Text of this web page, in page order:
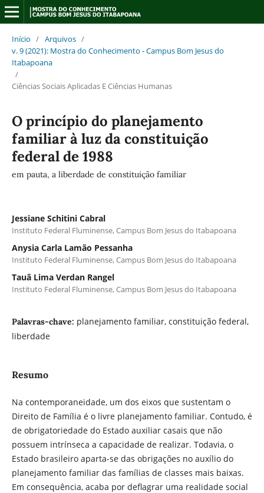
Início / Arquivos /
v. 9 (2021): Mostra do Conhecimento - Campus Bom Jesus do
Itabapoana
/
Ciências Sociais Aplicadas E Ciências Humanas
O princípio do planejamento
familiar à luz da constituição
federal de 1988
em pauta, a liberdade de constituição familiar
Jessiane Schitini Cabral
Instituto Federal Fluminense, Campus Bom Jesus do Itabapoana
Anysia Carla Lamão Pessanha
Instituto Federal Fluminense, Campus Bom Jesus do Itabapoana
Tauã Lima Verdan Rangel
Instituto Federal Fluminense, Campus Bom Jesus do Itabapoana
Palavras-chave: planejamento familiar, constituição federal,
liberdade
Resumo
Na contemporaneidade, um dos eixos que sustentam o
Direito de Família é o livre planejamento familiar. Contudo, é
de obrigatoriedade do Estado auxiliar casais que não
possuem intrínseca a capacidade de realizar. Todavia, o
Estado brasileiro aparta-se das obrigações no auxílio do
planejamento familiar das famílias de classes mais baixas.
Em consequência, acaba por deflagrar uma realidade social